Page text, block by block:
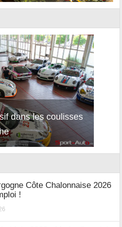
dans les coulisses
nouvelle Ferrari
Côte Chalonnaise 2026
!